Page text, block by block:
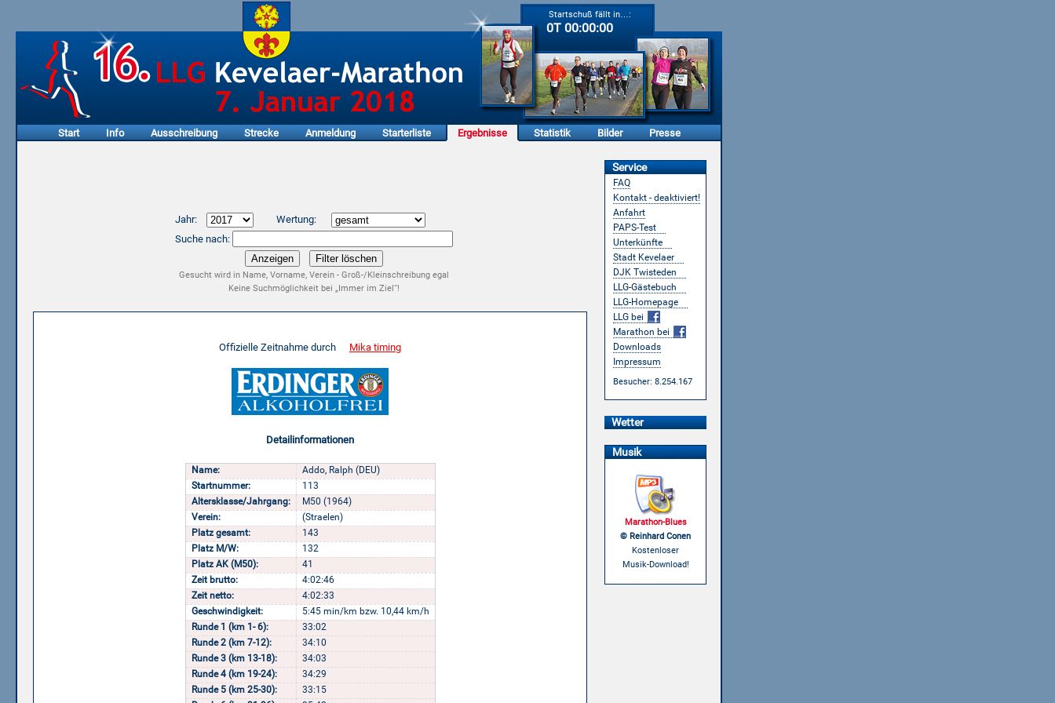
Startschuß fällt in…:
0T 00:00:00
Start Info Ausschreibung Strecke Anmeldung Starterliste Ergebnisse Statistik Bilder Presse
Service
FAQ
Kontakt - deaktiviert!
Anfahrt
PAPS-Test
Unterkünfte
Stadt Kevelaer
DJK Twisteden
LLG-Gästebuch
LLG-Homepage
LLG bei
Marathon bei
Downloads
Impressum
Besucher: 8.254.167
Wetter
Musik
Marathon-Blues
© Reinhard Conen
Kostenloser
Musik-Download!
Jahr:
Wertung:
Suche nach:
Gesucht wird in Name, Vorname, Verein - Groß-/Kleinschreibung egal
Keine Suchmöglichkeit bei „Immer im Ziel“!
Offizielle Zeitnahme durch Mika timing
Detailinformationen
Name:
Addo, Ralph (DEU)
Startnummer:
113
Altersklasse/Jahrgang:
M50 (1964)
Verein:
(Straelen)
Platz gesamt:
143
Platz M/W:
132
Platz AK (M50):
41
Zeit brutto:
4:02:46
Zeit netto:
4:02:33
Geschwindigkeit:
5:45 min/km bzw. 10,44 km/h
Runde 1 (km 1- 6):
33:02
Runde 2 (km 7-12):
34:10
Runde 3 (km 13-18):
34:03
Runde 4 (km 19-24):
34:29
Runde 5 (km 25-30):
33:15